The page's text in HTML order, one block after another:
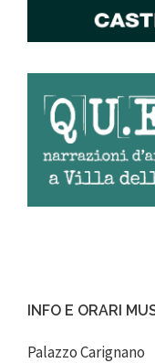
INFO E ORARI
Palazzo Carignano